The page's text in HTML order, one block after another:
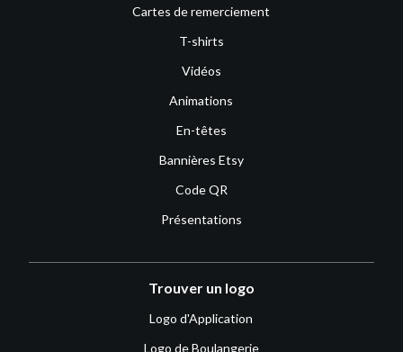
Cartes de remerciement
T-shirts
Vidéos
Animations
En-têtes
Bannières Etsy
Code QR
Présentations
Trouver un logo
Logo d'Application
Logo de Boulangerie